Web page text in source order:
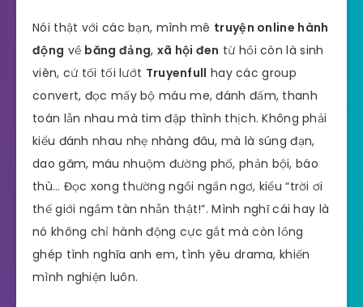
Nói thật với các bạn, mình mê truyện online hành
động về băng đảng, xã hội đen từ hồi còn là sinh
viên, cứ tối tối lướt Truyenfull hay các group
convert, đọc mấy bộ máu me, đánh đấm, thanh
toán lẫn nhau mà tim đập thình thịch. Không phải
kiểu đánh nhau nhẹ nhàng đâu, mà là súng đạn,
dao găm, máu nhuộm đường phố, phản bội, báo
thù… Đọc xong thường ngồi ngẩn ngơ, kiểu “trời ơi
thế giới ngầm tàn nhẫn thật!”. Mình nghĩ cái hay là
nó không chỉ hành động cực gắt mà còn lồng
ghép tình nghĩa anh em, tình yêu drama, khiến
mình nghiện luôn.